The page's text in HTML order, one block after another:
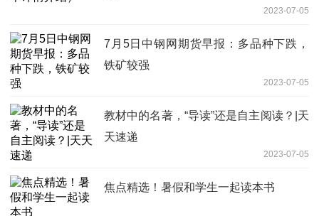
2023-07-05
7月5日中钢网期货早报：多品种下跌，
铁矿较强
2023-07-05
教材中的名著，“导读”还是自主阅读？|天
天速递
2023-07-05
焦点精选！暑假和学生一起读本书